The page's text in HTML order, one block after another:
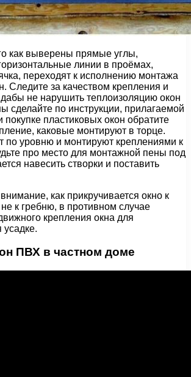
как выверены прямые углы,
линии в проёмах,
переходят к исполнению монтажа
Следите за качеством крепления и
не нарушить теплоизоляцию окон
сделайте по инструкции, прилагаемой
пластиковых окон обратите
каковые монтируют в торце.
по уровню и монтируют креплениями к
про место для монтажной пены под
навесить створки и поставить
как прикручивается окно к
не к гребню, в противном случае
крепления окна для
усадке.
ПВХ в частном доме